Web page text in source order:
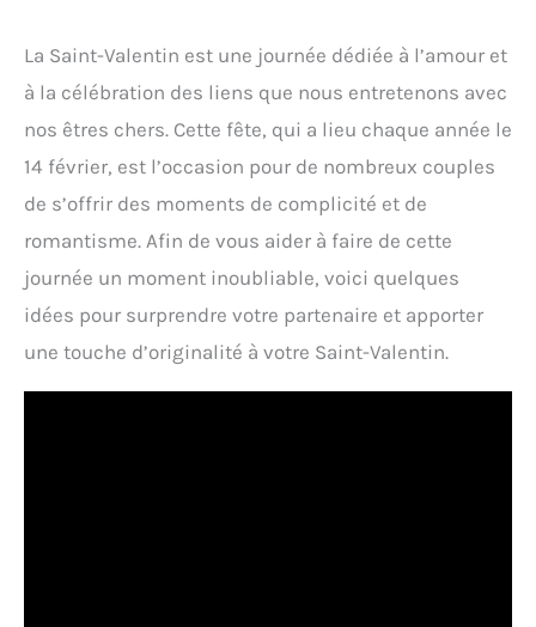
La Saint-Valentin est une journée dédiée à l’amour et
à la célébration des liens que nous entretenons avec
nos êtres chers. Cette fête, qui a lieu chaque année le
14 février, est l’occasion pour de nombreux couples
de s’offrir des moments de complicité et de
romantisme. Afin de vous aider à faire de cette
journée un moment inoubliable, voici quelques
idées pour surprendre votre partenaire et apporter
une touche d’originalité à votre Saint-Valentin.